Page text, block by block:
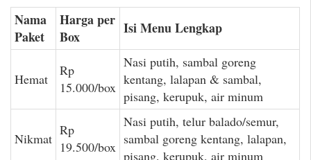
Nama
Paket
Harga per
Box
Isi Menu Lengkap
Hemat
Rp
15.000/box
Nasi putih, sambal goreng
kentang, lalapan & sambal,
pisang, kerupuk, air minum
Nikmat
Rp
19.500/box
Nasi putih, telur balado/semur,
sambal goreng kentang, lalapan,
pisang, kerupuk, air minum